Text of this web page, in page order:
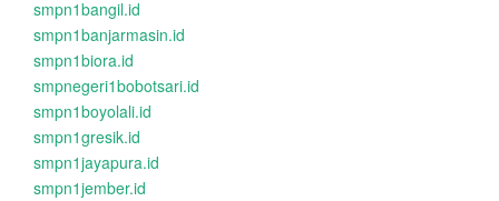
smpn1bangil.id
smpn1banjarmasin.id
smpn1biora.id
smpnegeri1bobotsari.id
smpn1boyolali.id
smpn1gresik.id
smpn1jayapura.id
smpn1jember.id